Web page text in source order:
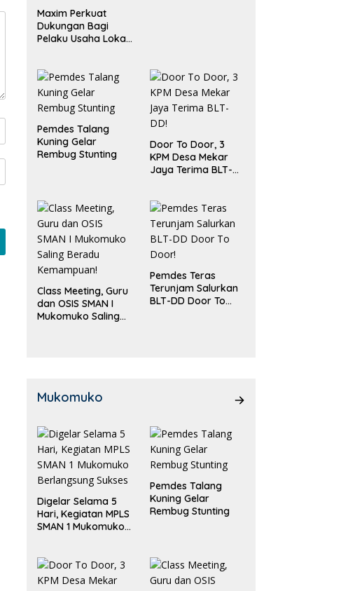
Maxim Perkuat
Dukungan Bagi
Pelaku Usaha Lokal
Ruang Publik dan
Kebersihan Pasar
Pemdes Talang
Kuning Gelar
Rembug Stunting
Door To Door, 3
KPM Desa Mekar
Jaya Terima BLT-
Class Meeting, Guru
dan OSIS SMAN I
Mukomuko Saling
Pemdes Teras
Terunjam Salurkan
BLT-DD Door To
Mukomuko
Digelar Selama 5
Hari, Kegiatan MPLS
SMAN 1 Mukomuko
Pemdes Talang
Kuning Gelar
Rembug Stunting